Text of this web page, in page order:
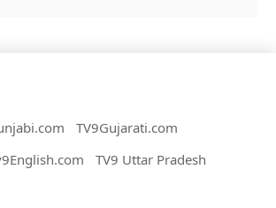
TV9Gujarati.com
TV9 Uttar Pradesh